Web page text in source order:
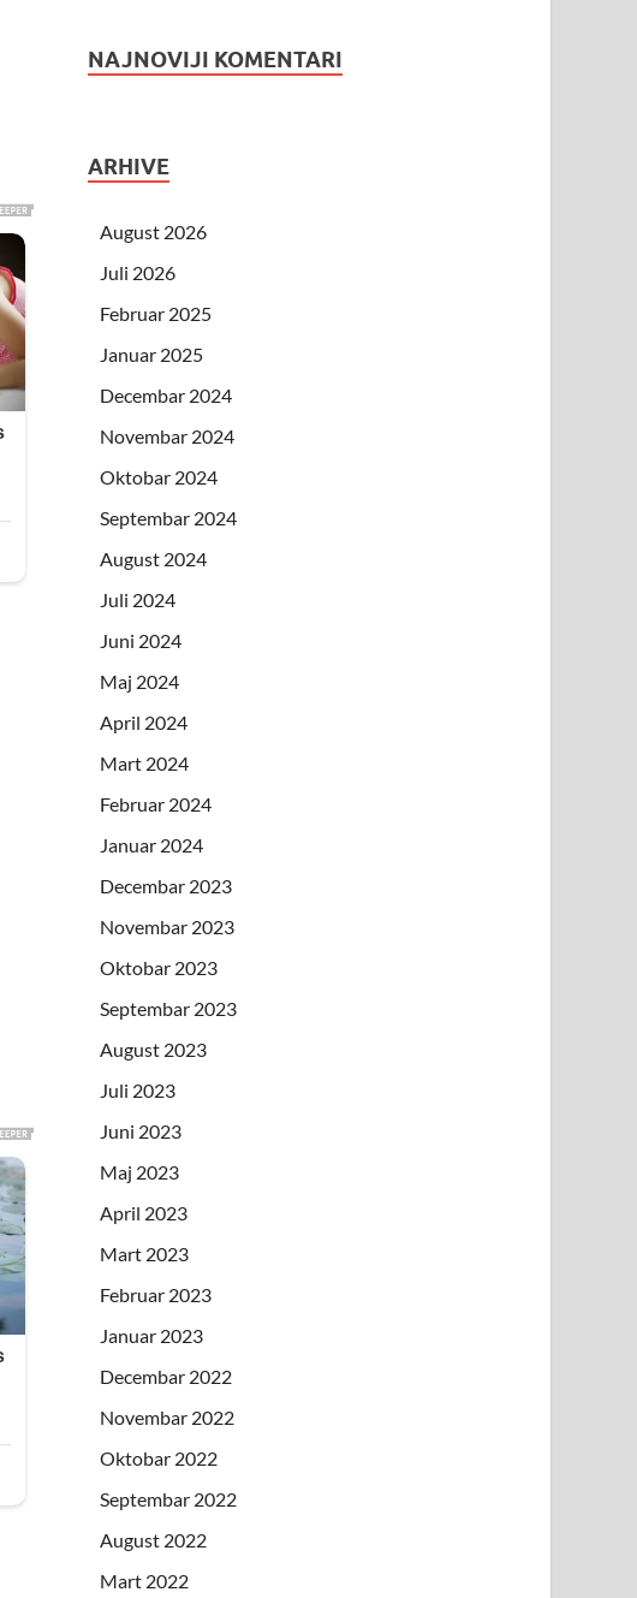
NAJNOVIJI KOMENTARI
ARHIVE
August 2026
Juli 2026
Februar 2025
Januar 2025
Decembar 2024
Novembar 2024
Oktobar 2024
Septembar 2024
August 2024
Juli 2024
Juni 2024
Maj 2024
April 2024
Mart 2024
Februar 2024
Januar 2024
Decembar 2023
Novembar 2023
Oktobar 2023
Septembar 2023
August 2023
Juli 2023
Juni 2023
Maj 2023
April 2023
Mart 2023
Februar 2023
Januar 2023
Decembar 2022
Novembar 2022
Oktobar 2022
Septembar 2022
August 2022
Mart 2022